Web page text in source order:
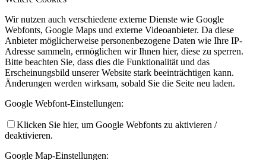
Wir nutzen auch verschiedene externe Dienste wie Google
Webfonts, Google Maps und externe Videoanbieter. Da diese
Anbieter möglicherweise personenbezogene Daten wie Ihre IP-
Adresse sammeln, ermöglichen wir Ihnen hier, diese zu sperren.
Bitte beachten Sie, dass dies die Funktionalität und das
Erscheinungsbild unserer Website stark beeinträchtigen kann.
Änderungen werden wirksam, sobald Sie die Seite neu laden.
Google Webfont-Einstellungen:
Klicken Sie hier, um Google Webfonts zu aktivieren /
deaktivieren.
Google Map-Einstellungen: